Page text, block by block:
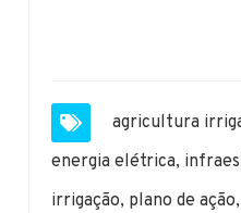
agricultura
energia elétrica,
irrigação, plano de ação,